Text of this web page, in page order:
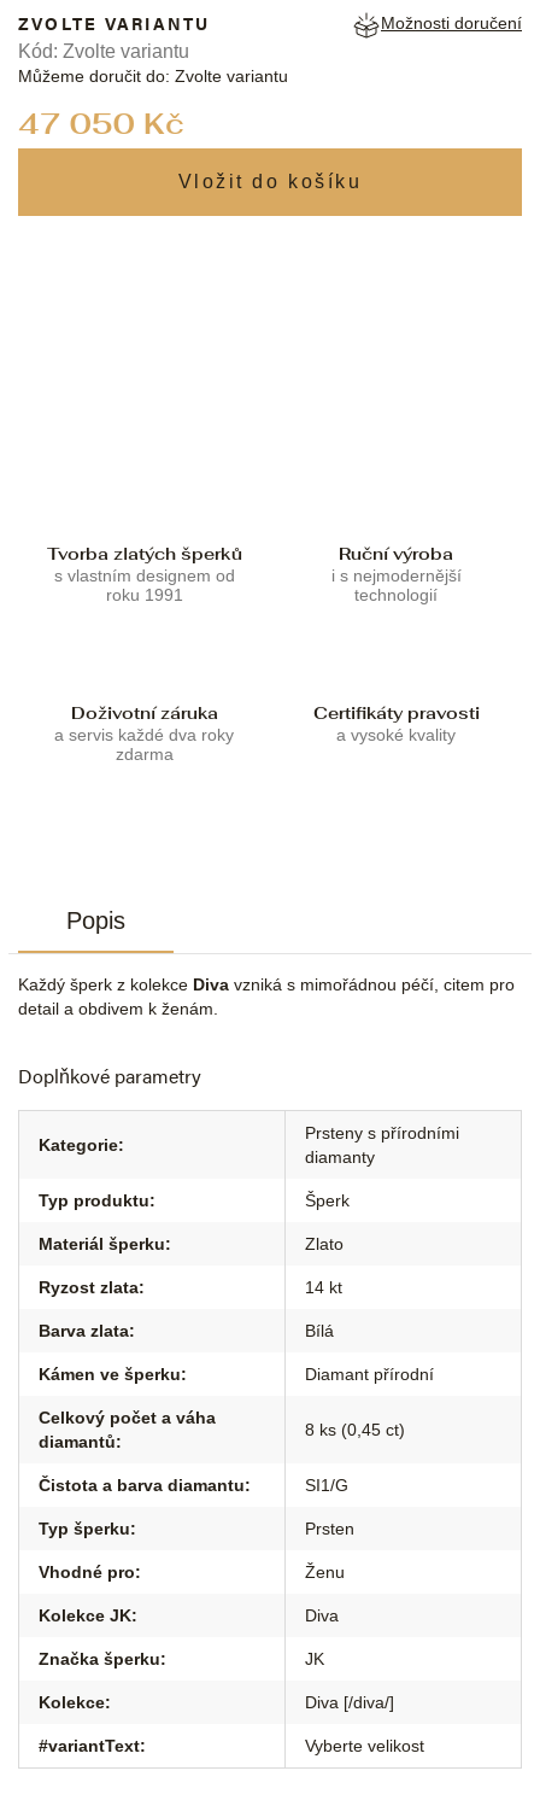
47 050 Kč
ZVOLTE VARIANTU
Můžeme doručit do: Zvolte variantu
Možnosti doručení
Kód: Zvolte variantu
Tvorba zlatých šperků
s vlastním designem od
roku 1991
Ruční výroba
i s nejmodernější
technologií
Doživotní záruka
a servis každé dva roky
zdarma
Certifikáty pravosti
a vysoké kvality
Popis
Každý šperk z kolekce Diva vzniká s mimořádnou péčí, citem pro
detail a obdivem k ženám.
Doplňkové parametry
Kategorie:
Prsteny s přírodními
diamanty
Typ produktu: Šperk
Materiál šperku: Zlato
Ryzost zlata: 14 kt
Barva zlata: Bílá
Kámen ve šperku: Diamant přírodní
Celkový počet a váha
diamantů:
8 ks (0,45 ct)
Čistota a barva diamantu: SI1/G
Typ šperku: Prsten
Vhodné pro: Ženu
Kolekce JK: Diva
Značka šperku: JK
Kolekce: Diva [/diva/]
#variantText: Vyberte velikost